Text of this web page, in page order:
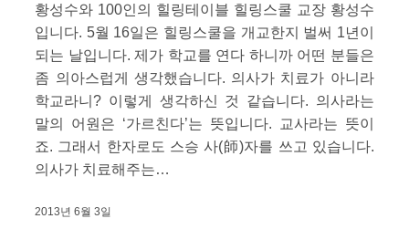
황성수와 100인의 힐링테이블 힐링스쿨 교장 황성수
입니다. 5월 16일은 힐링스쿨을 개교한지 벌써 1년이
되는 날입니다. 제가 학교를 연다 하니까 어떤 분들은
좀 의아스럽게 생각했습니다. 의사가 치료가 아니라
학교라니? 이렇게 생각하신 것 같습니다. 의사라는
말의 어원은 ‘가르친다’는 뜻입니다. 교사라는 뜻이
죠. 그래서 한자로도 스승 사(師)자를 쓰고 있습니다.
의사가 치료해주는…
2013년 6월 3일